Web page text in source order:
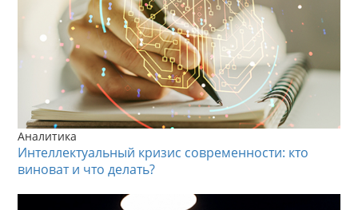
Аналитика
Интеллектуальный кризис современности: кто
виноват и что делать?